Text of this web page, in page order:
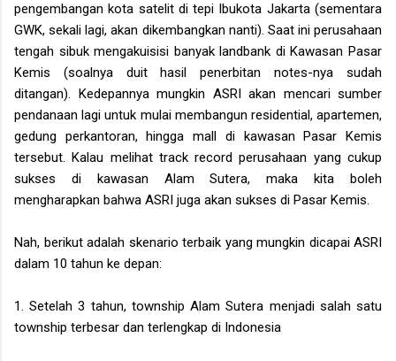
pengembangan kota satelit di tepi Ibukota Jakarta (sementara
GWK, sekali lagi, akan dikembangkan nanti). Saat ini perusahaan
tengah sibuk mengakuisisi banyak landbank di Kawasan Pasar
Kemis (soalnya duit hasil penerbitan notes-nya sudah
ditangan). Kedepannya mungkin ASRI akan mencari sumber
pendanaan lagi untuk mulai membangun residential, apartemen,
gedung perkantoran, hingga mall di kawasan Pasar Kemis
tersebut. Kalau melihat track record perusahaan yang cukup
sukses di kawasan Alam Sutera, maka kita boleh
mengharapkan bahwa ASRI juga akan sukses di Pasar Kemis.
Nah, berikut adalah skenario terbaik yang mungkin dicapai ASRI
dalam 10 tahun ke depan:
1. Setelah 3 tahun, township Alam Sutera menjadi salah satu
township terbesar dan terlengkap di Indonesia